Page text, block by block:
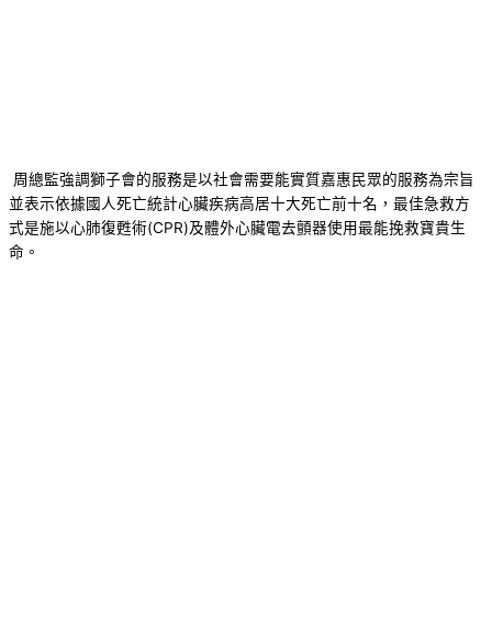
周總監強調獅子會的服務是以社會需要能實質嘉惠民眾的服務為宗旨
並表示依據國人死亡統計心臟疾病高居十大死亡前十名，最佳急救方
式是施以心肺復甦術(CPR)及體外心臟電去顫器使用最能挽救寶貴生
命。